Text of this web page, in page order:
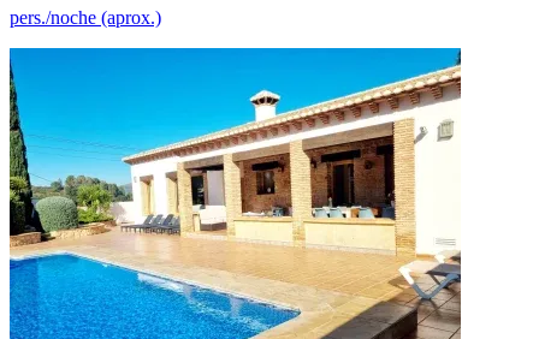
pers./noche (aprox.)